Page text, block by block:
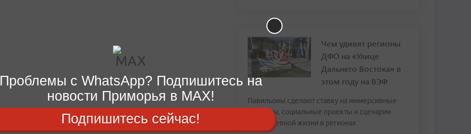
Чем удивят регионы
ДФО на «Улице
Дальнего Востока» в
этом году на ВЭФ
Павильоны сделают ставку на иммерсивные
форматы, социальные проекты и сценарии
повседневной жизни в регионах
Проблемы с WhatsApp? Подпишитесь на
новости Приморья в MAX!
Подпишитесь сейчас!